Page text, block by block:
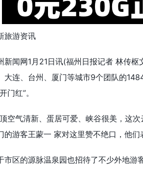
旅游资讯
新闻网1月21日讯(福州日报记者 林传
大连、台州、厦门等城市9个团队的
门红”。
空气清新、蛋居可爱、峡谷很美，这
的游客王蒙一 家对这里赞不绝口，他
市区的源脉温泉园也招待了不少外地游